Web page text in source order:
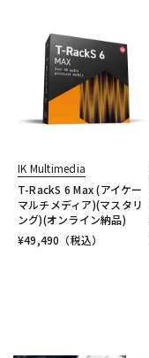
IK Multimedia
T-RackS 6 Max (アイケー
マルチメディア)(マスタリ
ング)(オンライン納品)
¥49,490 （税込）